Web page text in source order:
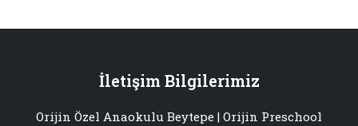
İletişim Bilgilerimiz
Orijin Özel Anaokulu Beytepe | Orijin Preschool